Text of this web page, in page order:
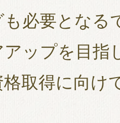
必要となる
アップを目指
取得に向け